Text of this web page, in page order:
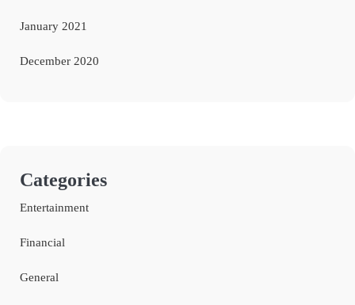
January 2021
December 2020
Categories
Entertainment
Financial
General